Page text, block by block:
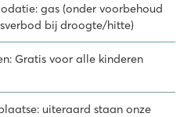
gas (onder voorbehoud
bij droogte/hitte)
Gratis voor alle kinderen
uiteraard staan onze